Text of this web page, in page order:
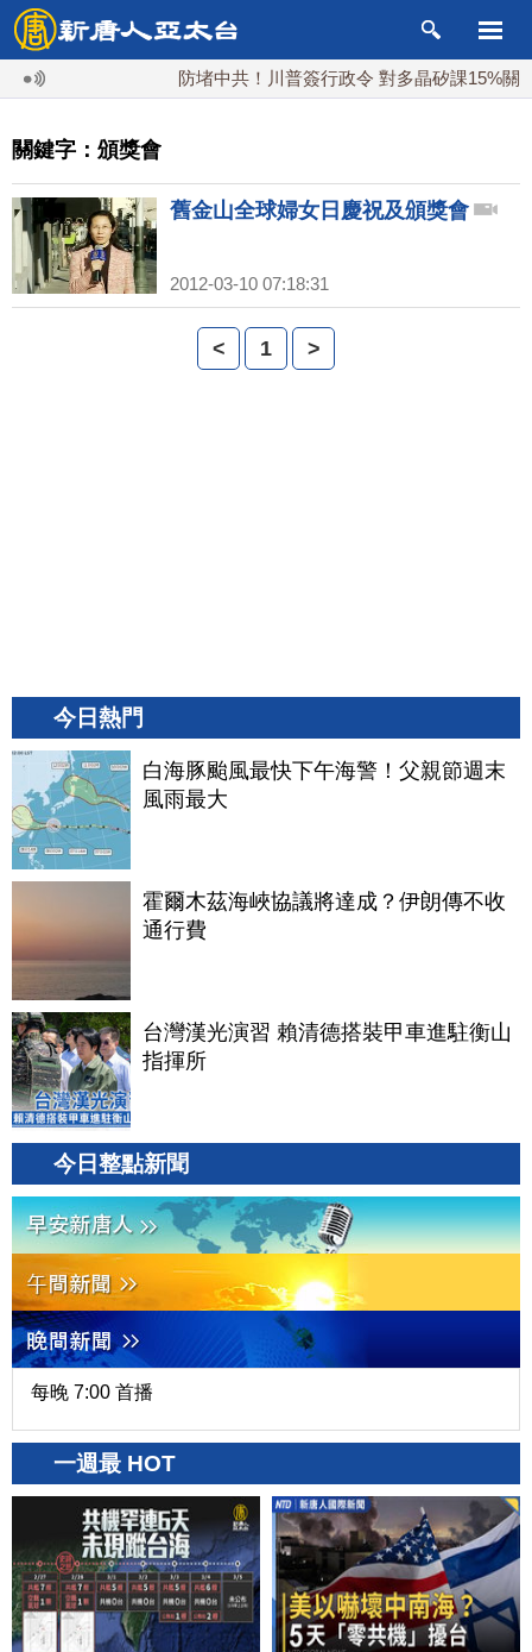
防堵中共！川普簽行政令 對多晶矽課15%關稅
關鍵字：頒獎會
舊金山全球婦女日慶祝及頒獎會
2012-03-10 07:18:31
< 1 >
今日熱門
白海豚颱風最快下午海警！父親節週末
風雨最大
霍爾木茲海峽協議將達成？伊朗傳不收
通行費
台灣漢光演習 賴清德搭裝甲車進駐衡山
指揮所
今日整點新聞
每晚 7:00 首播
一週最 HOT